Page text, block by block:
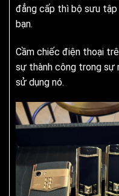
đẳng cấp thì bộ sưu tập
bạn.
Cầm chiếc điện thoại
sự thành công trong sự
sử dụng nó.